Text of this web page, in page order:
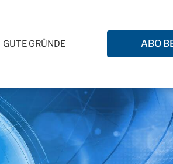
GUTE GRÜNDE ABO